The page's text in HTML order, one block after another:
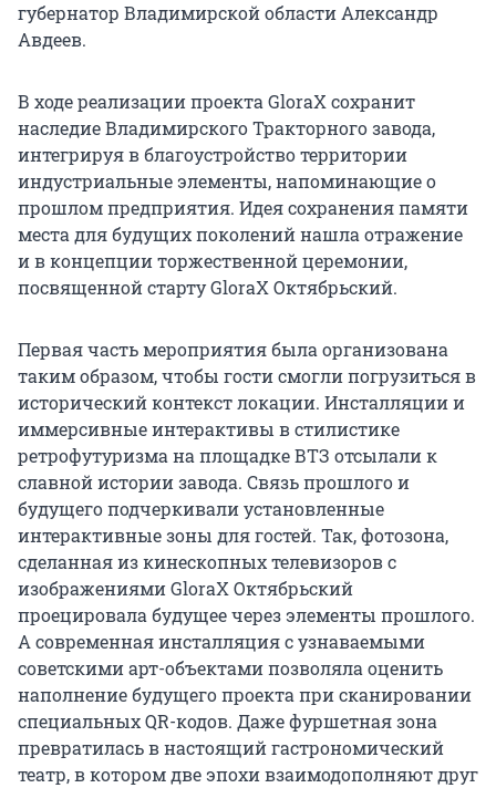
губернатор Владимирской области Александр
Авдеев.
В ходе реализации проекта GloraX сохранит
наследие Владимирского Тракторного завода,
интегрируя в благоустройство территории
индустриальные элементы, напоминающие о
прошлом предприятия. Идея сохранения памяти
места для будущих поколений нашла отражение
и в концепции торжественной церемонии,
посвященной старту GloraX Октябрьский.
Первая часть мероприятия была организована
таким образом, чтобы гости смогли погрузиться в
исторический контекст локации. Инсталляции и
иммерсивные интерактивы в стилистике
ретрофутуризма на площадке ВТЗ отсылали к
славной истории завода. Связь прошлого и
будущего подчеркивали установленные
интерактивные зоны для гостей. Так, фотозона,
сделанная из кинескопных телевизоров с
изображениями GloraX Октябрьский
проецировала будущее через элементы прошлого.
А современная инсталляция с узнаваемыми
советскими арт-объектами позволяла оценить
наполнение будущего проекта при сканировании
специальных QR-кодов. Даже фуршетная зона
превратилась в настоящий гастрономический
театр, в котором две эпохи взаимодополняют друг